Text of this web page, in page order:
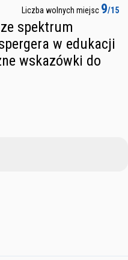
Liczba wolnych miejsc 9/15
spektrum
w edukacji
wskazówki do